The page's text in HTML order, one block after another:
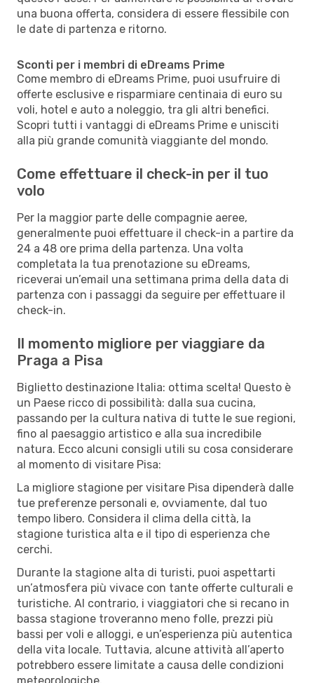
una buona offerta, considera di essere flessibile con
le date di partenza e ritorno.
Sconti per i membri di eDreams Prime
Come membro di eDreams Prime, puoi usufruire di
offerte esclusive e risparmiare centinaia di euro su
voli, hotel e auto a noleggio, tra gli altri benefici.
Scopri tutti i vantaggi di eDreams Prime e unisciti
alla più grande comunità viaggiante del mondo.
Come effettuare il check-in per il tuo
volo
Per la maggior parte delle compagnie aeree,
generalmente puoi effettuare il check-in a partire da
24 a 48 ore prima della partenza. Una volta
completata la tua prenotazione su eDreams,
riceverai un’email una settimana prima della data di
partenza con i passaggi da seguire per effettuare il
check-in.
Il momento migliore per viaggiare da
Praga a Pisa
Biglietto destinazione Italia: ottima scelta! Questo è
un Paese ricco di possibilità: dalla sua cucina,
passando per la cultura nativa di tutte le sue regioni,
fino al paesaggio artistico e alla sua incredibile
natura. Ecco alcuni consigli utili su cosa considerare
al momento di visitare Pisa:
La migliore stagione per visitare Pisa dipenderà dalle
tue preferenze personali e, ovviamente, dal tuo
tempo libero. Considera il clima della città, la
stagione turistica alta e il tipo di esperienza che
cerchi.
Durante la stagione alta di turisti, puoi aspettarti
un’atmosfera più vivace con tante offerte culturali e
turistiche. Al contrario, i viaggiatori che si recano in
bassa stagione troveranno meno folle, prezzi più
bassi per voli e alloggi, e un’esperienza più autentica
della vita locale. Tuttavia, alcune attività all’aperto
potrebbero essere limitate a causa delle condizioni